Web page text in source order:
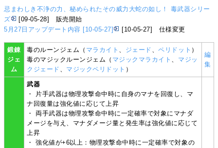
忌まわしき不浄の力、秘められたその威力大蛇の如し！ 毒武器シリー
ズ
[09-05-28] 販売開始
5月27日アップデート内容 [10-05-27]
[10-05-27] 仕様変更
鍛錬
ジェ
ム
毒のルーンジェム（ マラカイト 、 ジェード 、ペリドット ）
毒のマジックルーンジェム（ マジックマラカイト 、 マジッ
クジェード 、 マジックペリドット ）
編
集
武器
・ 片手武器は物理攻撃命中時に自身のマナを回復し、マ
ナ回復量は強化値に応じて上昇
・ 両手武器は物理攻撃命中時に一定確率で対象にマナダ
メージを与え、マナダメージ量と発生率は強化値に応じて
上昇
・ 強化値が+6以上：物理攻撃命中時に一定確率で対象の